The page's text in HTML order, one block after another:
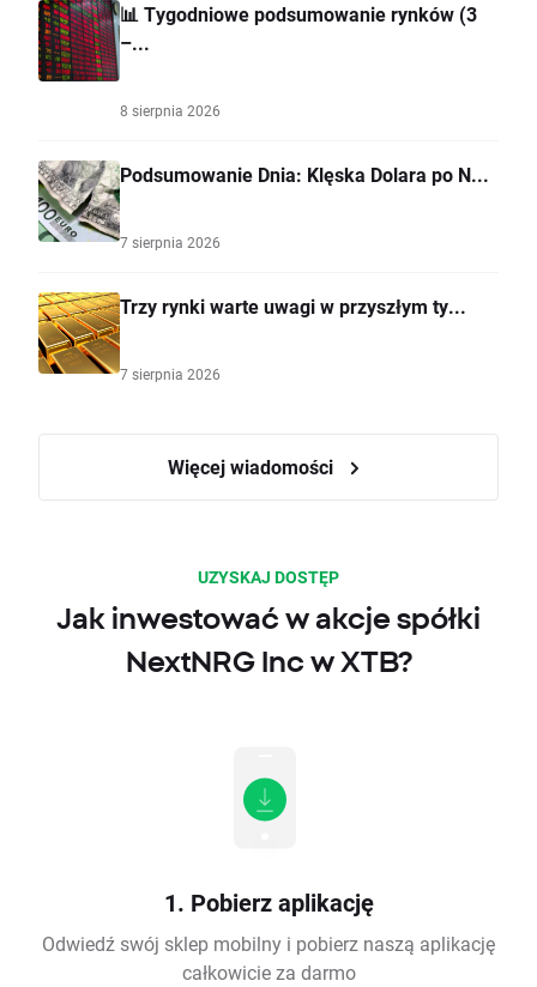
📊 Tygodniowe podsumowanie rynków (3
–...
8 sierpnia 2026
Podsumowanie Dnia: Klęska Dolara po N...
7 sierpnia 2026
Trzy rynki warte uwagi w przyszłym ty...
7 sierpnia 2026
Więcej wiadomości
UZYSKAJ DOSTĘP
Jak inwestować w akcje spółki
NextNRG Inc w XTB?
1. Pobierz aplikację
Odwiedź swój sklep mobilny i pobierz naszą aplikację
całkowicie za darmo